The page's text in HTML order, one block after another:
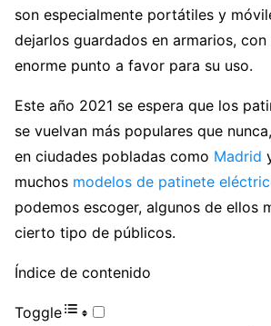
son especialmente portátiles y
dejarlos guardados en armarios, con
enorme punto a favor para su uso.
Este año 2021 se espera que los
se vuelvan más populares que
en ciudades pobladas como Madrid
muchos modelos de patinete
podemos escoger, algunos de ellos
cierto tipo de públicos.
Índice de contenido
Toggle